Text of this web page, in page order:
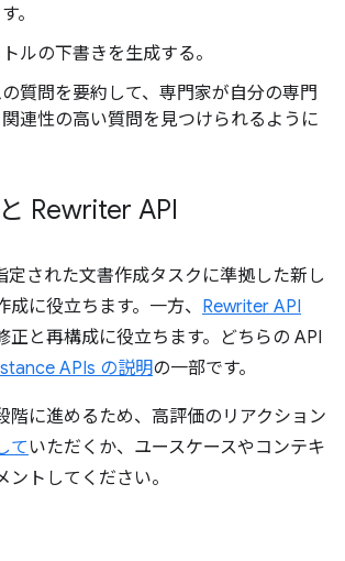
。
ルの下書きを生成する。
質問を要約して、専門家が自分の専門
連性の高い質問を見つけられるように
Rewriter API
定された文書作成タスクに準拠した新し
成に役立ちます。一方、 Rewriter API
正と再構成に役立ちます。どちらの API
APIs の説明の一部です。
階に進めるため、高評価のリアクション
て いただくか、ユースケースやコンテキ
トしてください。